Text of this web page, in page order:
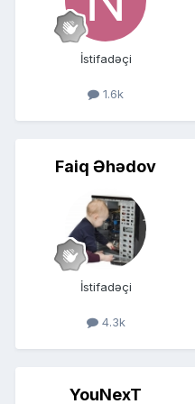
İstifadəçi
1.6k
Faiq Əhədov
İstifadəçi
4.3k
YouNexT